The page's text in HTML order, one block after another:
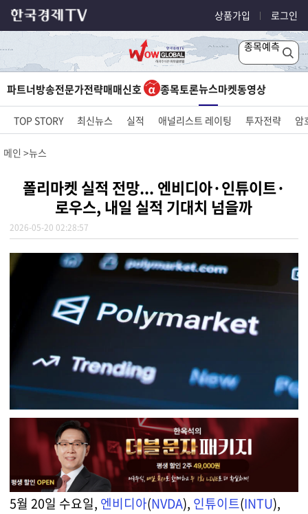
상품가입 로그인
종목예측
파트너방송전문가전략매매신호 종목토론뉴스마켓동영상
TOP STORY 최신뉴스 실적 애널리스트 레이팅 투자전략 암
메인 뉴스
폴리마켓 실적 전망... 엔비디아·인튜이트·
로우스, 내일 실적 기대치 넘을까
2026-05-20 02:28:57
5월 20일 수요일, 엔비디아(NVDA), 인튜이트(INTU),